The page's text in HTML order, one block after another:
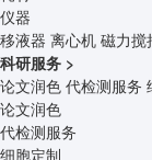
仪器
移液器 离心机 磁力搅
科研服务 >
论文润色 代检测服务
论文润色
代检测服务
细胞定制